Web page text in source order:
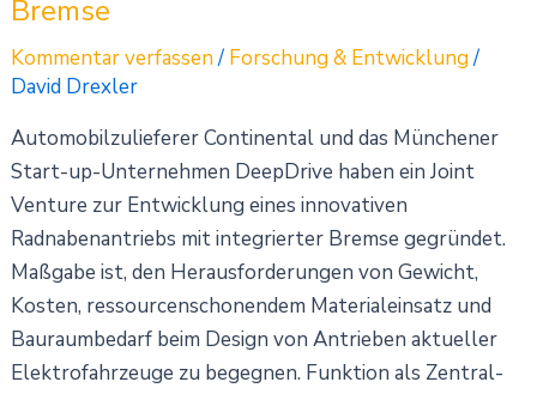
Bremse
Kommentar verfassen/ Forschung & Entwicklung/
David Drexler
Automobilzulieferer Continental und das Münchener
Start-up-Unternehmen DeepDrive haben ein Joint
Venture zur Entwicklung eines innovativen
Radnabenantriebs mit integrierter Bremse gegründet.
Maßgabe ist, den Herausforderungen von Gewicht,
Kosten, ressourcenschonendem Materialeinsatz und
Bauraumbedarf beim Design von Antrieben aktueller
Elektrofahrzeuge zu begegnen. Funktion als Zentral-